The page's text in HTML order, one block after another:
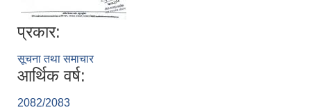
प्रकार:
सूचना तथा समाचार
आर्थिक वर्ष:
2082/2083